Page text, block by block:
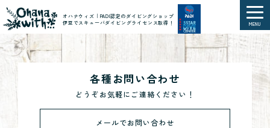
オハナウィズ｜PADI認定のダイビングショップ
伊豆でスキューバダイビングライセンス取得！
MENU
各種お問い合わせ
どうぞお気軽にご連絡ください！
メールでお問い合わせ